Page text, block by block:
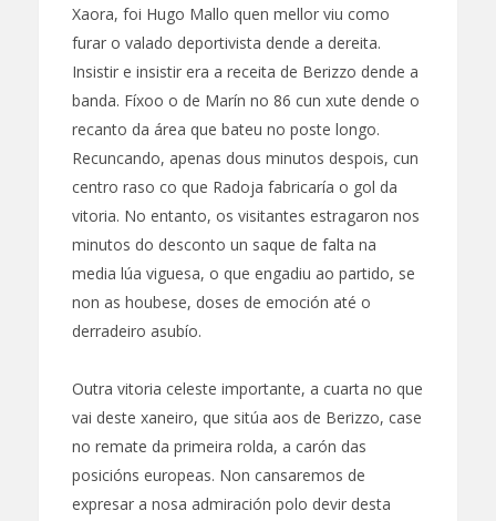
Xaora, foi Hugo Mallo quen mellor viu como
furar o valado deportivista dende a dereita.
Insistir e insistir era a receita de Berizzo dende a
banda. Fíxoo o de Marín no 86 cun xute dende o
recanto da área que bateu no poste longo.
Recuncando, apenas dous minutos despois, cun
centro raso co que Radoja fabricaría o gol da
vitoria. No entanto, os visitantes estragaron nos
minutos do desconto un saque de falta na
media lúa viguesa, o que engadiu ao partido, se
non as houbese, doses de emoción até o
derradeiro asubío.
Outra vitoria celeste importante, a cuarta no que
vai deste xaneiro, que sitúa aos de Berizzo, case
no remate da primeira rolda, a carón das
posicións europeas. Non cansaremos de
expresar a nosa admiración polo devir desta